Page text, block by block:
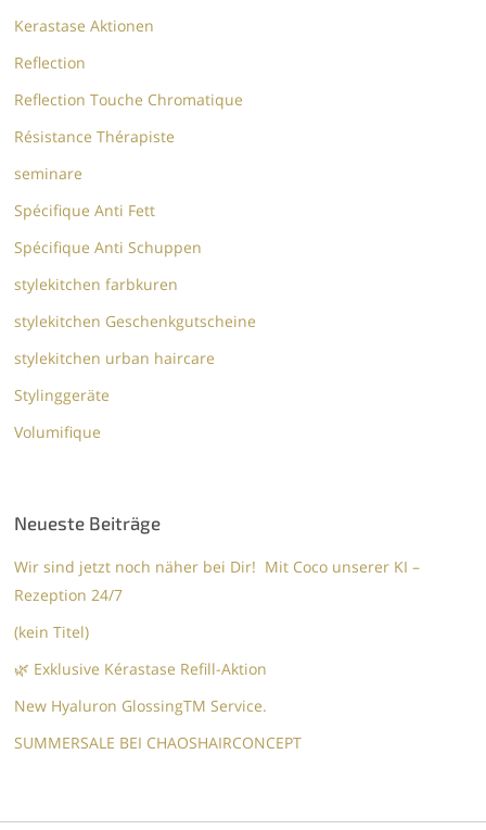
Kerastase Aktionen
Reflection
Reflection Touche Chromatique
Résistance Thérapiste
seminare
Spécifique Anti Fett
Spécifique Anti Schuppen
stylekitchen farbkuren
stylekitchen Geschenkgutscheine
stylekitchen urban haircare
Stylinggeräte
Volumifique
Neueste Beiträge
Wir sind jetzt noch näher bei Dir! Mit Coco unserer KI –
Rezeption 24/7
(kein Titel)
🌿 Exklusive Kérastase Refill-Aktion
New Hyaluron GlossingTM​ Service.​
SUMMERSALE BEI CHAOSHAIRCONCEPT